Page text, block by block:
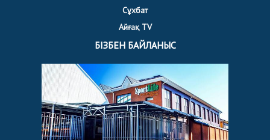
Сұхбат
Айғақ TV
БІЗБЕН БАЙЛАНЫС